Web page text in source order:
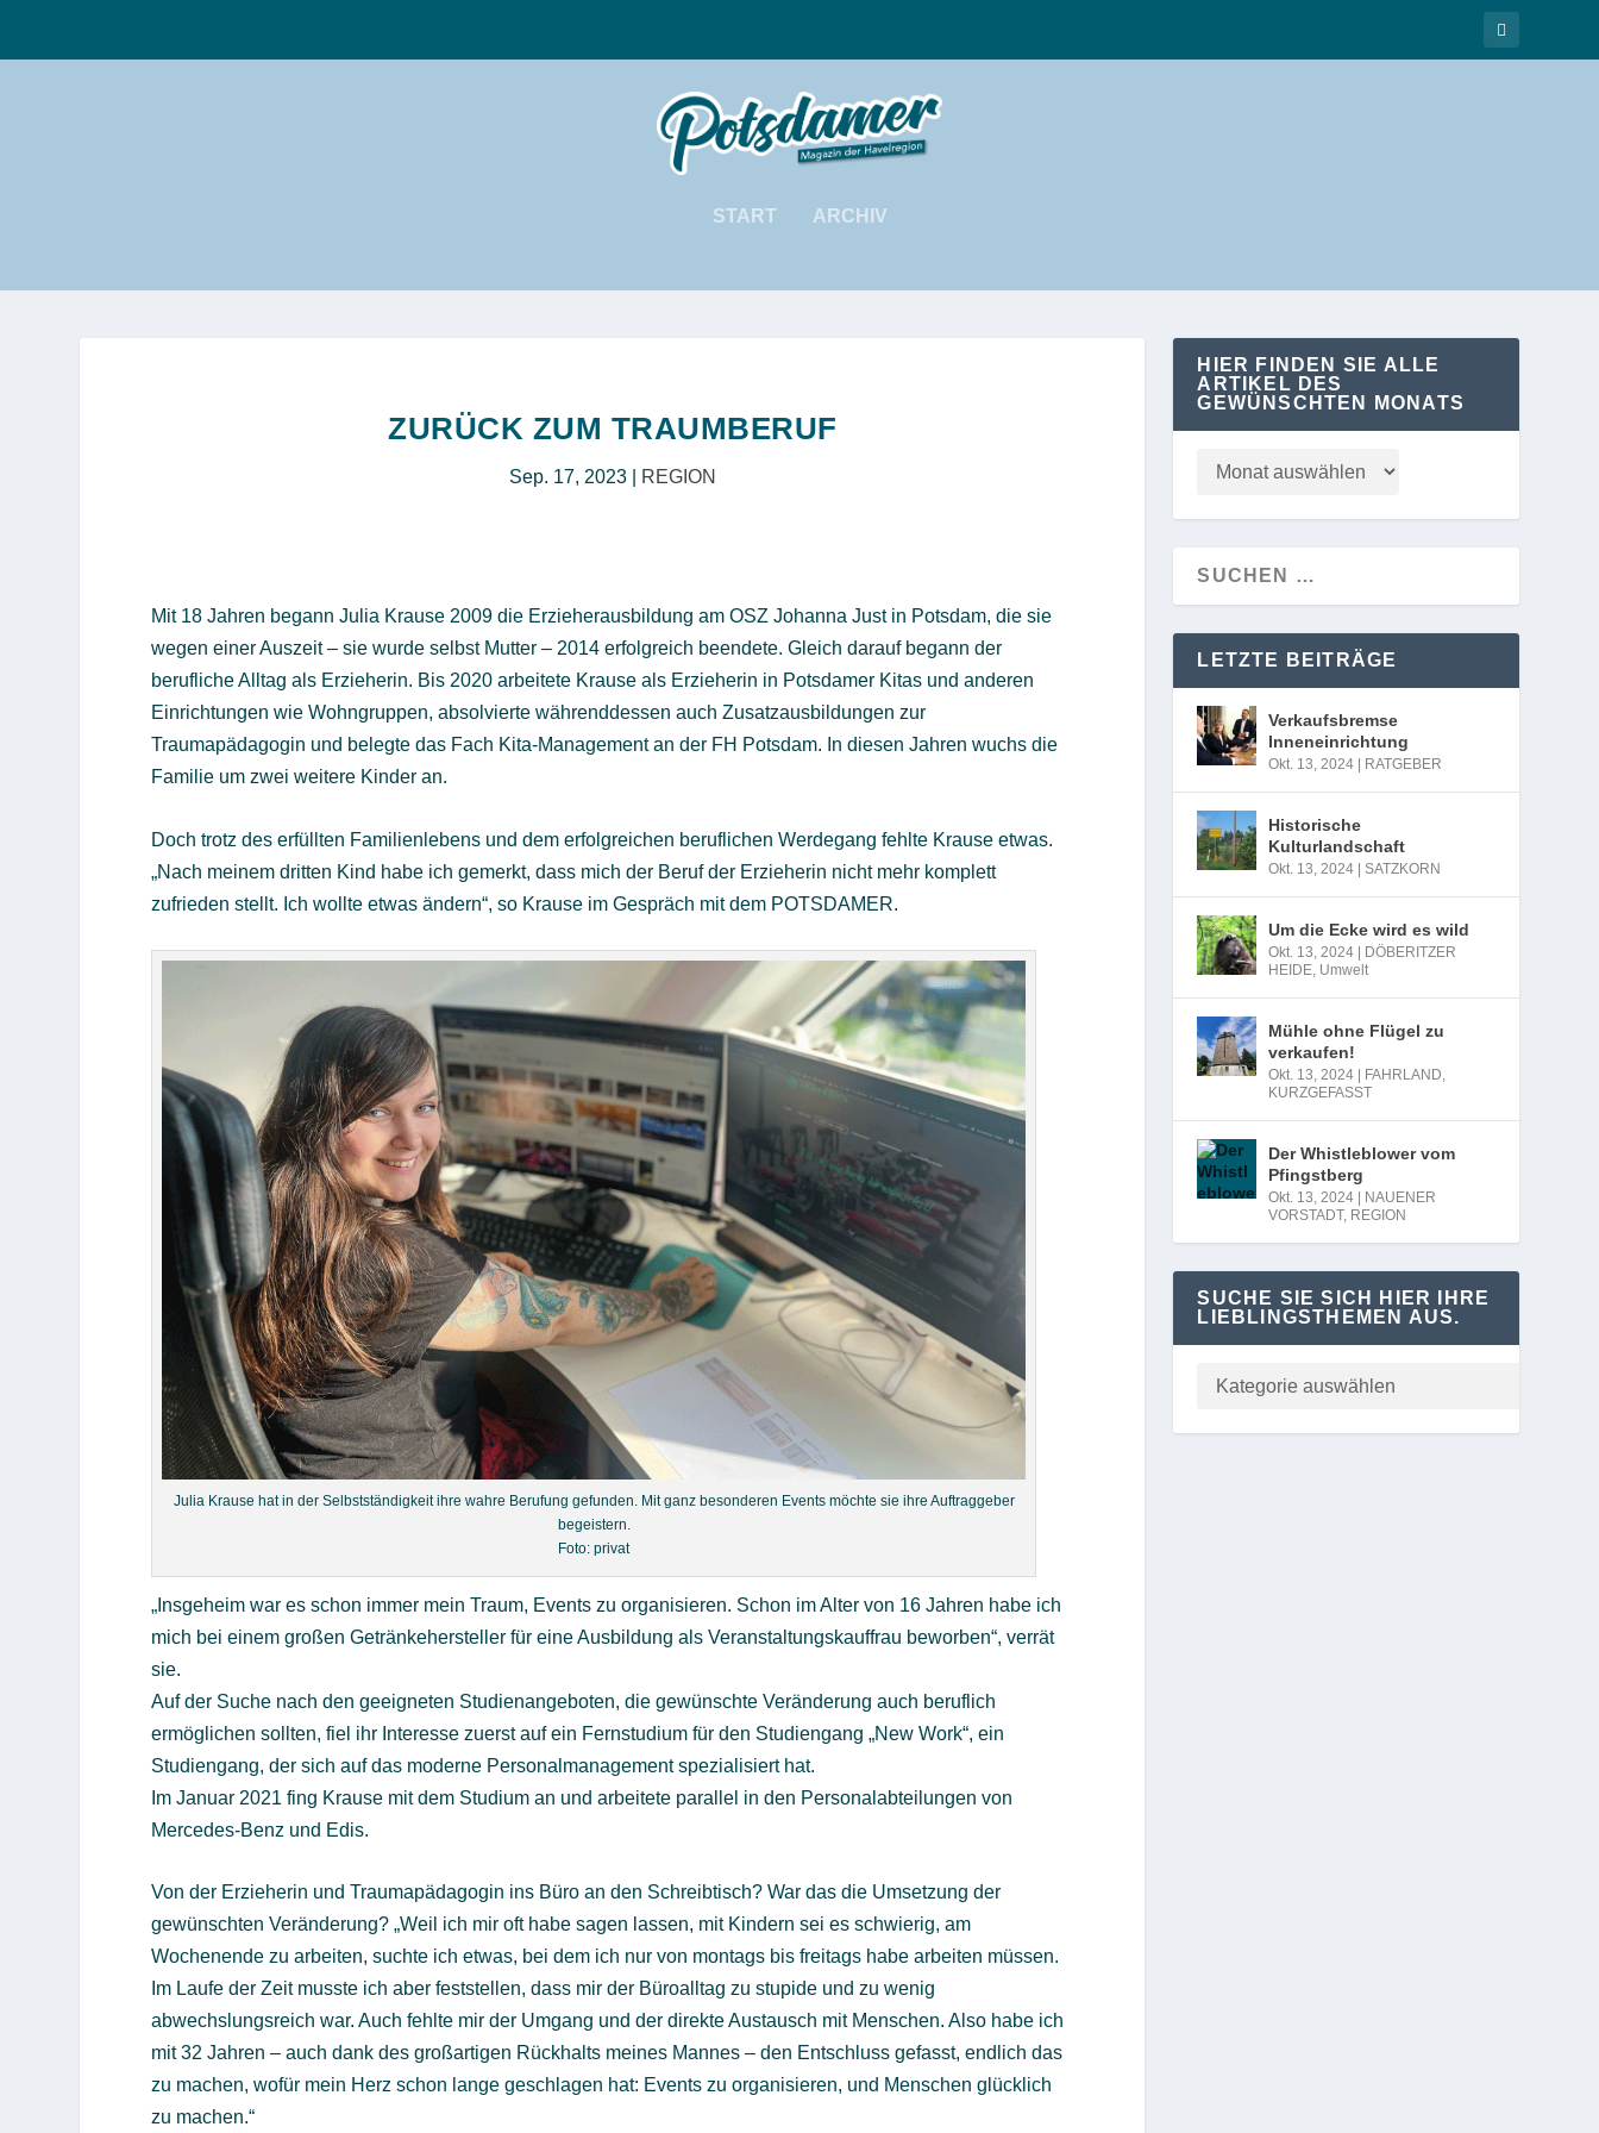
START ARCHIV
ZURÜCK ZUM TRAUMBERUF
Sep. 17, 2023| REGION
Mit 18 Jahren begann Julia Krause 2009 die Erzieherausbildung am OSZ Johanna Just in Potsdam, die sie
wegen einer Auszeit – sie wurde selbst Mutter – 2014 erfolgreich beendete. Gleich darauf begann der
berufliche Alltag als Erzieherin. Bis 2020 arbeitete Krause als Erzieherin in Potsdamer Kitas und anderen
Einrichtungen wie Wohngruppen, absolvierte währenddessen auch Zusatzausbildungen zur
Traumapädagogin und belegte das Fach Kita-Management an der FH Potsdam. In diesen Jahren wuchs die
Familie um zwei weitere Kinder an.
Doch trotz des erfüllten Familienlebens und dem erfolgreichen beruflichen Werdegang fehlte Krause etwas.
„Nach meinem dritten Kind habe ich gemerkt, dass mich der Beruf der Erzieherin nicht mehr komplett
zufrieden stellt. Ich wollte etwas ändern“, so Krause im Gespräch mit dem POTSDAMER.
Julia Krause hat in der Selbstständigkeit ihre wahre Berufung gefunden. Mit ganz besonderen Events möchte sie ihre Auftraggeber
begeistern.
Foto: privat
„Insgeheim war es schon immer mein Traum, Events zu organisieren. Schon im Alter von 16 Jahren habe ich
mich bei einem großen Getränkehersteller für eine Ausbildung als Veranstaltungskauffrau beworben“, verrät
sie.
Auf der Suche nach den geeigneten Studienangeboten, die gewünschte Veränderung auch beruflich
ermöglichen sollten, fiel ihr Interesse zuerst auf ein Fernstudium für den Studiengang „New Work“, ein
Studiengang, der sich auf das moderne Personalmanagement spezialisiert hat.
Im Januar 2021 fing Krause mit dem Studium an und arbeitete parallel in den Personalabteilungen von
Mercedes-Benz und Edis.
Von der Erzieherin und Traumapädagogin ins Büro an den Schreibtisch? War das die Umsetzung der
gewünschten Veränderung? „Weil ich mir oft habe sagen lassen, mit Kindern sei es schwierig, am
Wochenende zu arbeiten, suchte ich etwas, bei dem ich nur von montags bis freitags habe arbeiten müssen.
Im Laufe der Zeit musste ich aber feststellen, dass mir der Büroalltag zu stupide und zu wenig
abwechslungsreich war. Auch fehlte mir der Umgang und der direkte Austausch mit Menschen. Also habe ich
mit 32 Jahren – auch dank des großartigen Rückhalts meines Mannes – den Entschluss gefasst, endlich das
zu machen, wofür mein Herz schon lange geschlagen hat: Events zu organisieren, und Menschen glücklich
zu machen.“
HIER FINDEN SIE ALLE
ARTIKEL DES
GEWÜNSCHTEN MONATS
LETZTE BEITRÄGE
Verkaufsbremse
Inneneinrichtung
Okt. 13, 2024 RATGEBER
Historische
Kulturlandschaft
Okt. 13, 2024 |SATZKORN
Um die Ecke wird es wild
Okt. 13, 2024
DÖBERITZER
HEIDE, Umwelt
Mühle ohne Flügel zu
verkaufen!
Okt. 13, 2024 FAHRLAND,
KURZGEFASST
Der Whistleblower vom
Pfingstberg
Okt. 13, 2024
NAUENER
VORSTADT, REGION
SUCHE SIE SICH HIER IHRE
LIEBLINGSTHEMEN AUS.